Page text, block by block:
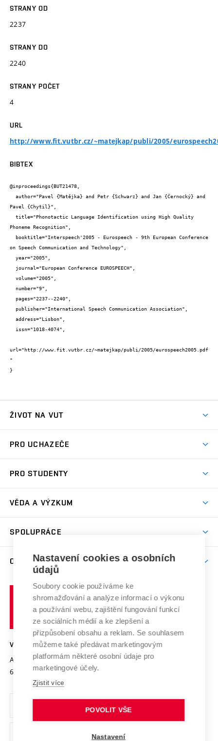
STRANY OD
2237
STRANY DO
2240
STRANY POČET
4
URL
http://www.fit.vutbr.cz/~matejkap/publi/2005/
BIBTEX
@inproceedings{BUT21478,
Pavel {Chytil}",
Phoneme Recognition",
on Speech Communication and Technology",
url="http://www.fit.vutbr.cz/~matejkap/publi/2005/eurospeech2005.pdf
"
}
ŽIVOT NA VUT
Koleje
Sport na VUT
PRO UCHAZEČE
Dny otevřených dveří
Celoživotní vzdělávání
E-přihláška
PRO STUDENTY
Harmonogram akademického roku
Závěrečné práce
Doktorské studium
Zpracování osobních údajů studentů
Sociální bezpečí
Studium bez bariér
Podpora podnikání
VĚDA A VÝZKUM
Mezinárodní vědecká rada
Systém zajišťování kvality výzkumu
Výzkumné infrastruktury
Transfer znalostí
Open Science
Projekty
Projekty ze strukturálních fondů
Specifický výzkum
SPOLUPRÁCE
Firemní spolupráce
Zahraniční spolupráce
Spolupráce se školami
Mezinárodní dohody
Univerzitní sítě
O UNIVERZITĚ
Profil univerzity
Udržitelná univerzita
Podnikavá univerzita / ContriBUTe
Bezpečná univerzita
Vyznamenání
Organizační struktura
Ochrana osobních údajů
učení
technické
Brně
VYSOKÉ UČENÍ TECHNICKÉ V BRNĚ
Antonínská 548/1
602 00 Brno
www.vut.cz
vut@vutbr.cz
Nastavení cookies a osobních
údajů
Soubory cookie používáme ke
shromažďování a analýze informací o výkonu
a používání webu, zajištění fungování funkcí
ze sociálních médií a ke zlepšení a
přizpůsobení obsahu a reklam. Se souhlasem
můžeme také předávat marketingovým
platformám některé osobní údaje pro
marketingové účely.
Zjistit více
POVOLIT VŠE
Nastavení